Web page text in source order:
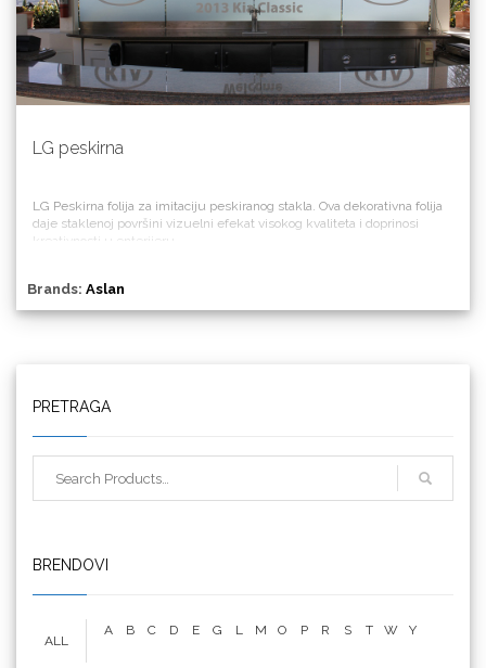
LG peskirna
LG Peskirna folija za imitaciju peskiranog stakla. Ova dekorativna folija
daje staklenoj površini vizuelni efekat visokog kvaliteta i doprinosi
kreativnosti u enterijeru.
Brands: Aslan
PRETRAGA
BRENDOVI
ALL
A B C D E G L M O P R S T W Y